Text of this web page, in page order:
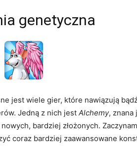
genetyczna
jest wiele gier, które nawiązują
Jedną z nich jest Alchemy, znana
bardziej złożonych.
coraz bardziej zaawansowane